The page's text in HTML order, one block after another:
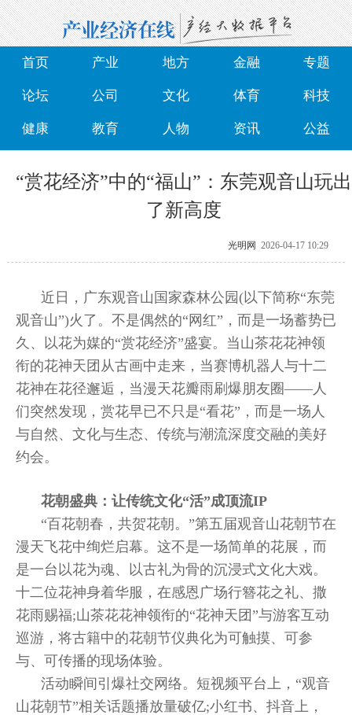
首页 产业 地方 金融 专题
论坛 公司 文化 体育 科技
健康 教育 人物 资讯 公益
“赏花经济”中的“福山”：东莞观音山玩出
了新高度
光明网 2026-04-17 10:29
近日，广东观音山国家森林公园(以下简称“东莞
观音山”)火了。不是偶然的“网红”，而是一场蓄势已
久、以花为媒的“赏花经济”盛宴。当山茶花花神领
衔的花神天团从古画中走来，当赛博机器人与十二
花神在花径邂逅，当漫天花瓣雨刷爆朋友圈——人
们突然发现，赏花早已不只是“看花”，而是一场人
与自然、文化与生态、传统与潮流深度交融的美好
约会。
花朝盛典：让传统文化“活”成顶流IP
“百花朝春，共贺花朝。”第五届观音山花朝节在
漫天飞花中绚烂启幕。这不是一场简单的花展，而
是一台以花为魂、以古礼为骨的沉浸式文化大戏。
十二位花神身着华服，在感恩广场行簪花之礼、撒
花雨赐福;山茶花花神领衔的“花神天团”与游客互动
巡游，将古籍中的花朝节仪典化为可触摸、可参
与、可传播的现场体验。
活动瞬间引爆社交网络。短视频平台上，“观音
山花朝节”相关话题播放量破亿;小红书、抖音上，